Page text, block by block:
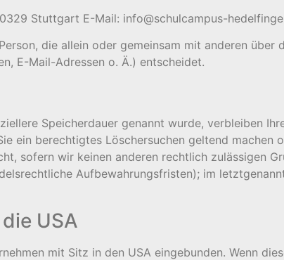
Stuttgart E-Mail: info@schulcampus-
die allein oder gemeinsam mit anderen über
E-Mail-Adressen o. Ä.) entscheidet.
Speicherdauer genannt wurde, verbleiben
ein berechtigtes Löschersuchen geltend machen
sofern wir keinen anderen rechtlich zulässigen
Aufbewahrungsfristen); im
USA
mit Sitz in den USA eingebunden. Wenn